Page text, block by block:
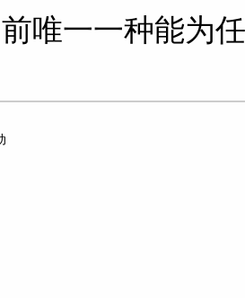
唯一一种能为